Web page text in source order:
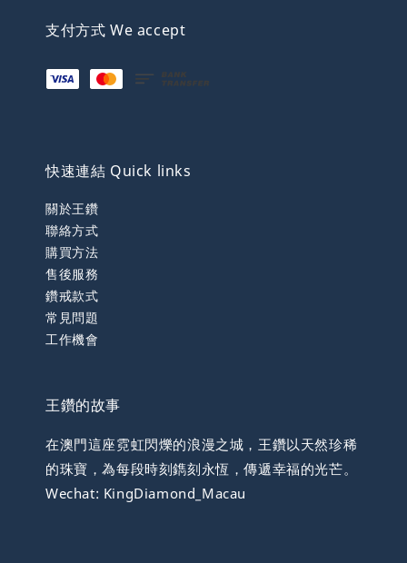
支付方式 We accept
快速連結 Quick links
關於王鑽
聯絡方式
購買方法
售後服務
鑽戒款式
常見問題
工作機會
王鑽的故事
在澳門這座霓虹閃爍的浪漫之城，王鑽以天然珍稀
的珠寶，為每段時刻鐫刻永恆，傳遞幸福的光芒。
Wechat: KingDiamond_Macau